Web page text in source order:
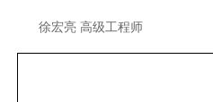
徐宏亮 高级工程师